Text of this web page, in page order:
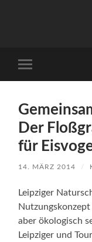
Menü
Der
für
14. MÄRZ 2014 /
Leipziger
aber ökologisch
Leipziger und